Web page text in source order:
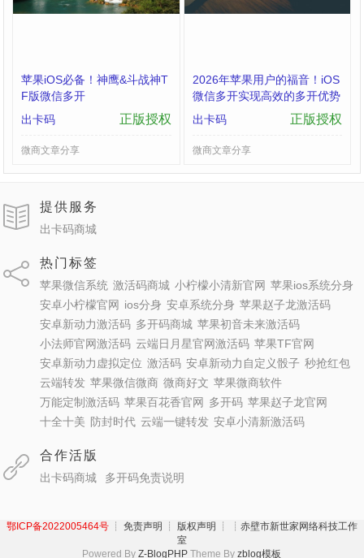
苹果iOS必备！神鹰&斗战神T
F版微信多开
出卡码
正版授权
微商文章分享
2026年苹果用户的福音！​iOS
微信多开实现高效的多开优势
出卡码
正版授权
微商文章分享
提供服务
出卡码商城
热门标签
苹果微信系统 激活码商城 小柠檬小清新官网 苹果ios系统分身
安卓小柠檬官网 ios分身 安卓系统分身 苹果赵子龙激活码
安卓新动力激活码 多开码商城 苹果初音未来激活码
小法师官网激活码 云端日月星官网激活码 苹果TF官网
安卓新动力虚拟定位 激活码 安卓新动力自定义骰子 秒抢红包
云端转发 苹果微信微商 微商好文 苹果微商软件
万能定制激活码 苹果百花香官网 多开码 苹果赵子龙官网
十全十美 防封时代 云端一键转发 安卓小清新激活码
合作活版
出卡码商城 多开码免责说明
鄂ICP备2022005464号 ┊ 免责声明 ┊ 版权声明 ┊
┊赤壁市新世家网络科技工作
室
Powered ByZ-BlogPHP Theme Byzblog模板